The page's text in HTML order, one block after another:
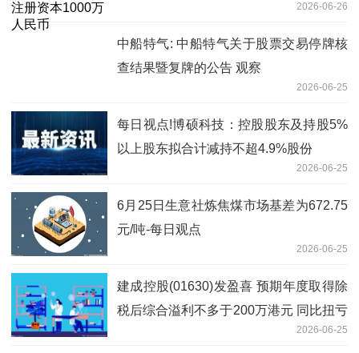
2026-06-26
中船特气: 中船特气关于股票交易停牌核
查结果暨复牌的公告 观察
2026-06-25
每日视点!博硕科技：控股股东及持股5%
以上股东拟合计减持不超4.9%股份
2026-06-25
6月25日生意社炼焦煤市场基差为672.75
元/吨-每日观点
2026-06-25
建成控股(01630)发盈喜 预期年度取得除
税后综合溢利不多于200万港元 同比扭亏
2026-06-25